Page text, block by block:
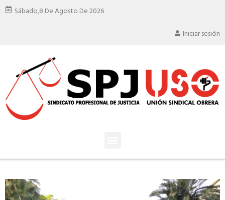
Sábado,8 De Agosto De 2026
Iniciar sesión